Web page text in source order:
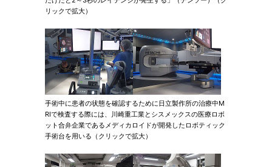
リックで拡大）
手術中に患者の状態を確認するために日立製作所の治療中M
RIで検査する際には、川崎重工業とシスメックスの医療ロボ
ット合弁企業であるメディカロイドが開発したロボティック
手術台を用いる（クリックで拡大）